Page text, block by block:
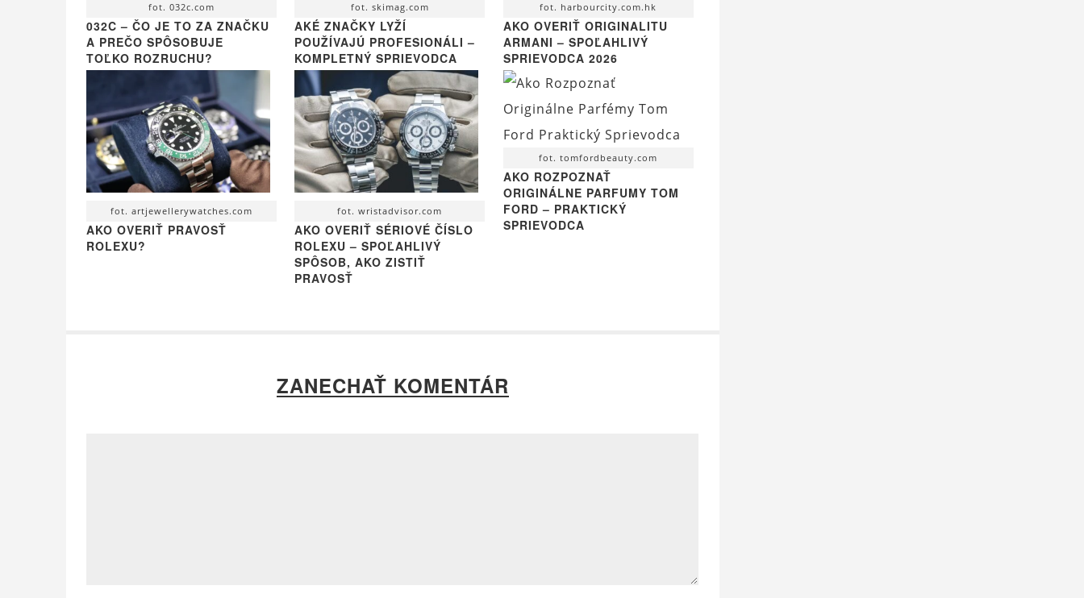
fot. 032c.com
032C – ČO JE TO ZA ZNAČKU
A PREČO SPÔSOBUJE
TOĽKO ROZRUCHU?
fot. skimag.com
AKÉ ZNAČKY LYŽÍ
POUŽÍVAJÚ PROFESIONÁLI –
KOMPLETNÝ SPRIEVODCA
fot. harbourcity.com.hk
AKO OVERIŤ ORIGINALITU
ARMANI – SPOĽAHLIVÝ
SPRIEVODCA 2026
fot. artjewellerywatches.com
AKO OVERIŤ PRAVOSŤ
ROLEXU?
fot. wristadvisor.com
AKO OVERIŤ SÉRIOVÉ ČÍSLO
ROLEXU – SPOĽAHLIVÝ
SPÔSOB, AKO ZISTIŤ
PRAVOSŤ
fot. tomfordbeauty.com
AKO ROZPOZNAŤ
ORIGINÁLNE PARFUMY TOM
FORD – PRAKTICKÝ
SPRIEVODCA
ZANECHAŤ KOMENTÁR